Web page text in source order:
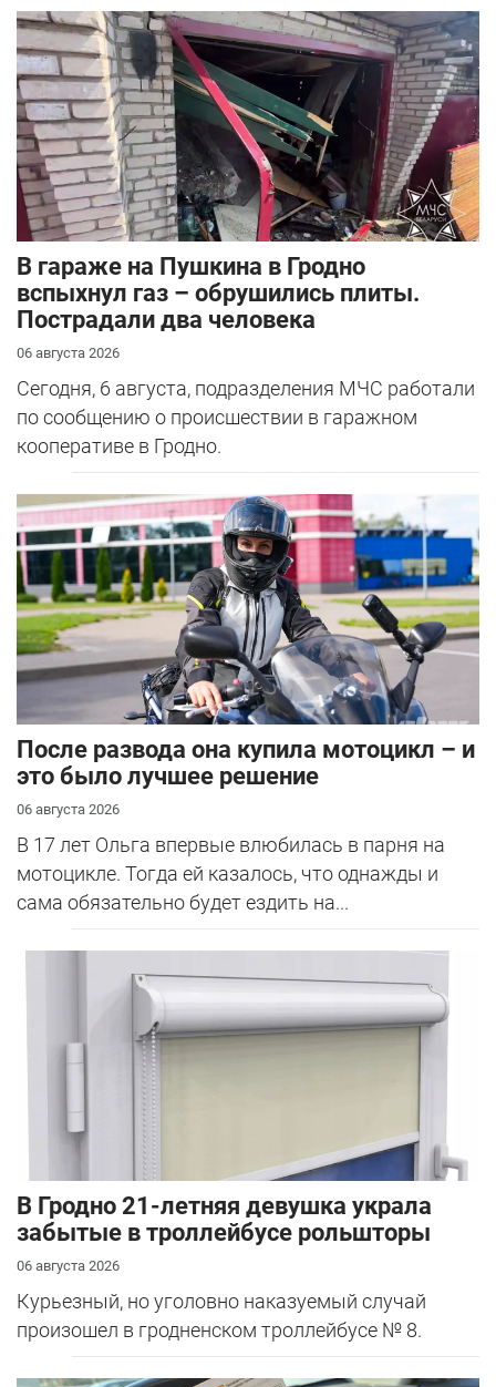
В гараже на Пушкина в Гродно
вспыхнул газ – обрушились плиты.
Пострадали два человека
06 августа 2026
Сегодня, 6 августа, подразделения МЧС работали
по сообщению о происшествии в гаражном
кооперативе в Гродно.
После развода она купила мотоцикл – и
это было лучшее решение
06 августа 2026
В 17 лет Ольга впервые влюбилась в парня на
мотоцикле. Тогда ей казалось, что однажды и
сама обязательно будет ездить на...
В Гродно 21-летняя девушка украла
забытые в троллейбусе рольшторы
06 августа 2026
Курьезный, но уголовно наказуемый случай
произошел в гродненском троллейбусе № 8.